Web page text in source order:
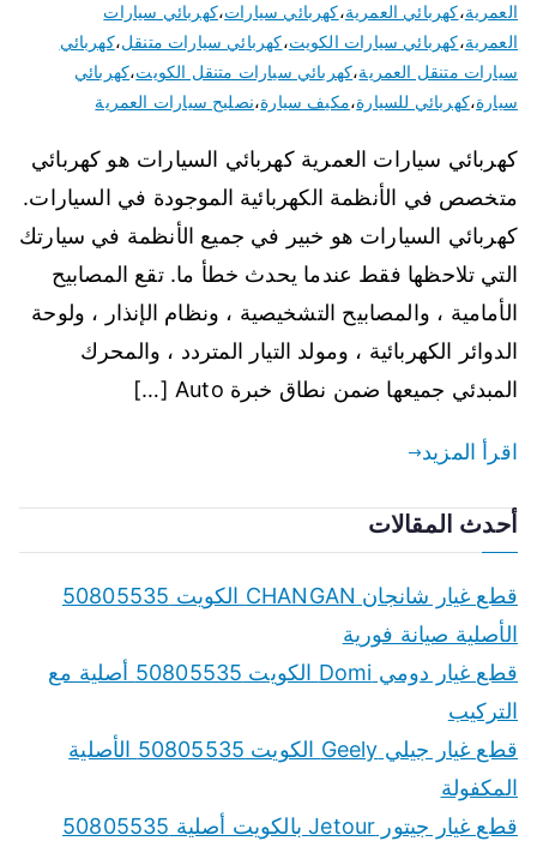
العمرية،كهربائي العمرية،كهربائي سيارات،كهربائي سيارات
العمرية،كهربائي سيارات الكويت،كهربائي سيارات متنقل،كهربائي
سيارات متنقل العمرية،كهربائي سيارات متنقل الكويت،كهربائي
سيارة،كهربائي للسيارة،مكيف سيارة،نصليح سيارات العمرية
كهربائي سيارات العمرية كهربائي السيارات هو كهربائي
متخصص في الأنظمة الكهربائية الموجودة في السيارات.
كهربائي السيارات هو خبير في جميع الأنظمة في سيارتك
التي تلاحظها فقط عندما يحدث خطأ ما. تقع المصابيح
الأمامية ، والمصابيح التشخيصية ، ونظام الإنذار ، ولوحة
الدوائر الكهربائية ، ومولد التيار المتردد ، والمحرك
المبدئي جميعها ضمن نطاق خبرة Auto […]
اقرأ المزيد
أحدث المقالات
قطع غيار شانجان CHANGAN الكويت 50805535
الأصلية صيانة فورية
قطع غيار دومي Domi الكويت 50805535 أصلية مع
التركيب
قطع غيار جيلي Geely الكويت 50805535 الأصلية
المكفولة
قطع غيار جيتور Jetour بالكويت أصلية 50805535